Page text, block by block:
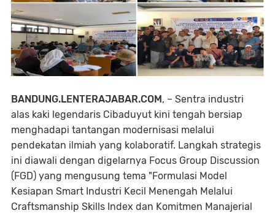
BANDUNG.LENTERAJABAR.COM, – Sentra industri
alas kaki legendaris Cibaduyut kini tengah bersiap
menghadapi tantangan modernisasi melalui
pendekatan ilmiah yang kolaboratif. Langkah strategis
ini diawali dengan digelarnya Focus Group Discussion
(FGD) yang mengusung tema "Formulasi Model
Kesiapan Smart Industri Kecil Menengah Melalui
Craftsmanship Skills Index dan Komitmen Manajerial